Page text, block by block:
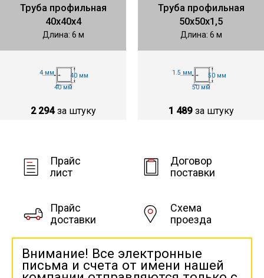
Труба профильная
40х40х4
Длина: 6 м
4 мм
40 мм
40 мм
2 294 за штуку
Труба профильная
50х50х1,5
Длина: 6 м
1.5 мм
50 мм
50 мм
1 489 за штуку
Прайс
лист
Договор
поставки
Прайс
доставки
Схема
проезда
Внимание! Все электронные
письма и счета от имени нашей